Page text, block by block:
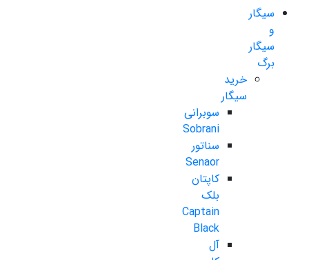
سیگار
و
سیگار
برگ
خرید
سیگار
سوبرانی
Sobrani
سناتور
Senaor
کاپتان
بلک
Captain
Black
آل